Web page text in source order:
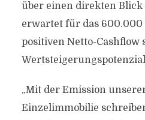
über einen direkten Blick
erwartet für das 600.000
positiven Netto-Cashflow
„Mit der Emission
Einzelimmobilie